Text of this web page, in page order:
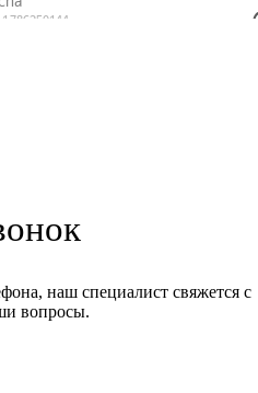
наш специалист свяжется с
вопросы.